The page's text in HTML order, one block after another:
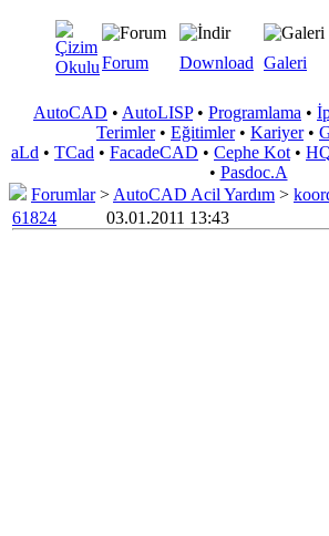
Forum Download Galeri
AutoCAD • AutoLISP• Programlama •
Terimler• Eğitimler• Kariyer•
aLd • TCad • FacadeCAD • Cephe Kot •
• Pasdoc.A
Forumlar> AutoCAD Acil Yardım >
61824
03.01.2011 13:43